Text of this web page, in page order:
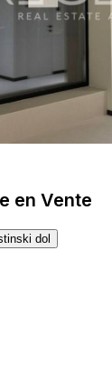
en Vente
dol